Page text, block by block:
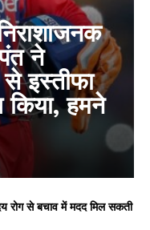
ने
इस्तीफा
किया, हमने
रोग से बचाव में मदद मिल सकती